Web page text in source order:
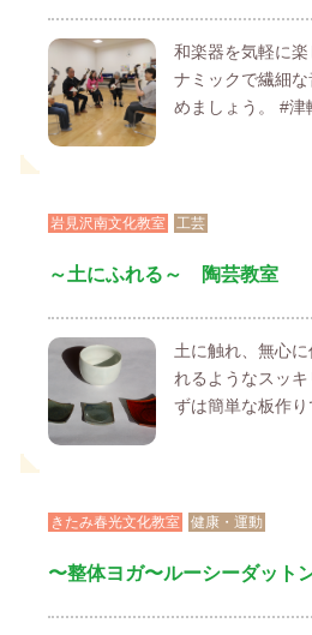
和楽器を気軽に
ナミックで繊細
めましょう。 #津
岩見沢南文化教室 工芸
～土にふれる～ 陶芸教室
土に触れ、無心
れるようなスッ
ずは簡単な板作
きたみ春光文化教室 健康・運動
〜整体ヨガ〜ルーシーダット